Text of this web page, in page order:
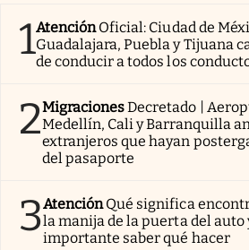
1AtenciónOficial: Ciudad de
Guadalajara, Puebla y Tijuana
de conducir a todos los
2MigracionesDecretado |
Medellín, Cali y Barranquilla
extranjeros que hayan
del pasaporte
3AtenciónQué significa
la manija de la puerta del auto
importante saber qué hacer